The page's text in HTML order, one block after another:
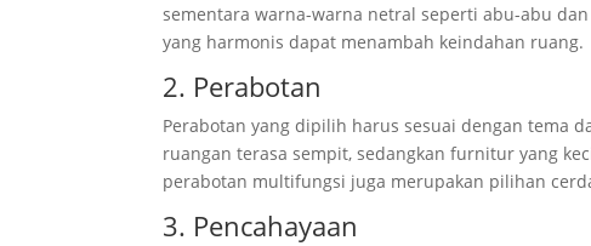
sementara warna-warna netral seperti abu-abu
yang harmonis dapat menambah keindahan ruang.
2. Perabotan
Perabotan yang dipilih harus sesuai dengan tema
ruangan terasa sempit, sedangkan furnitur yang
perabotan multifungsi juga merupakan pilihan
3. Pencahayaan